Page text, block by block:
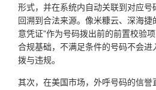
形式，并在系统内自动关联到对应
回溯到合法来源。像米糠云、深海捷
意凭证”作为号码拨出前的前置校验
合规基础，不满足条件的号码不会
拨与违规。
其次，在美国市场，外呼号码的信